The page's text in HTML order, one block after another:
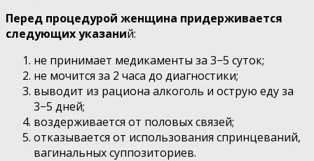
Перед процедурой женщина придерживается
следующих указаний:
не принимает медикаменты за 3−5 суток;
не мочится за 2 часа до диагностики;
выводит из рациона алкоголь и острую еду за
3−5 дней;
воздерживается от половых связей;
отказывается от использования спринцеваний,
вагинальных суппозиториев.